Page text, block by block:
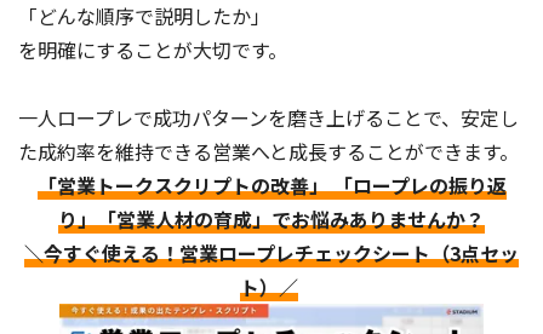
「どんな順序で説明したか」
を明確にすることが大切です。
一人ロープレで成功パターンを磨き上げることで、安定し
た成約率を維持できる営業へと成長することができます。
「営業トークスクリプトの改善」 「ロープレの振り返
り」「営業人材の育成」でお悩みありませんか？
＼今すぐ使える！営業ロープレチェックシート（3点セッ
ト）／